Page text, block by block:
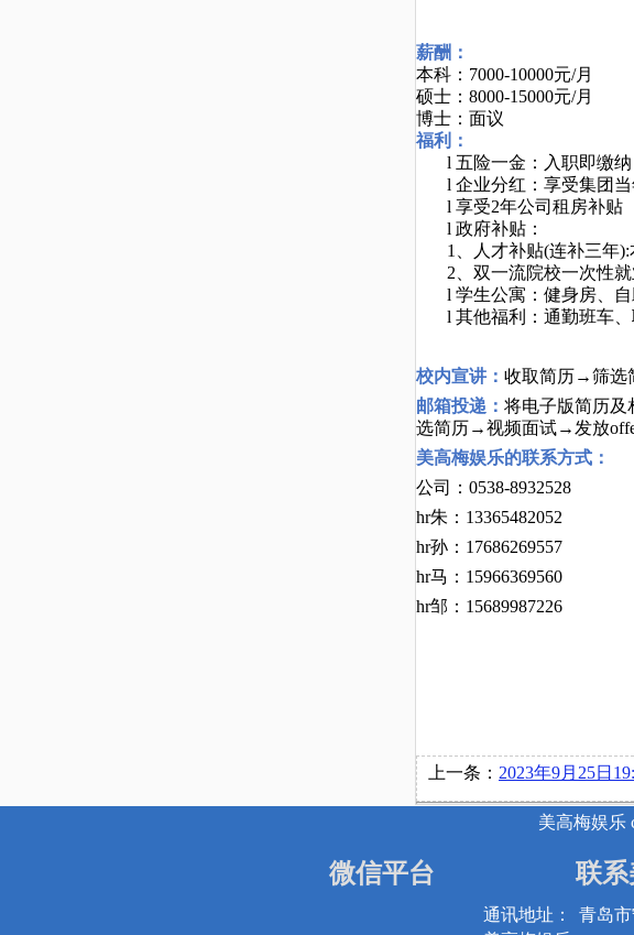
薪酬：
本科： 7000-10000元/月
硕士： 8000-15000元/月
博士：面议
福利：
l 五险一金：入职即缴纳
l 企业分红：享受集团
l 享受2年公司租房补贴
l 政府补贴：
1、人才补贴(连补三年):
2、双一流院校一次性
l 学生公寓：健身房、
l 其他福利：通勤班车
校内宣讲： 收取简历→筛选
邮箱投递： 将电子版简历及
选简历→视频面试→发放
美高梅娱乐的联系方式：
公司： 0538-8932528
hr朱：13365482052
hr孙：17686269557
hr马：15966369560
hr邹： 1 5689987226
上一条： 2023年9月25日19:00威高集团有限
美高梅娱乐
微信平台 联
通讯地址：
青岛